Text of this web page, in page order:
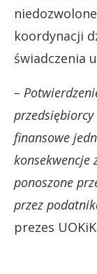
koordynacji
świadczenia
–
finansowe
konsekwencje
ponoszone
przez
prezes